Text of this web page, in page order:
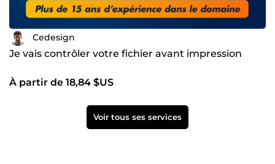
Cedesign
Je vais contrôler votre fichier avant impression
À partir de 18,84 $US
Voir tous ses services